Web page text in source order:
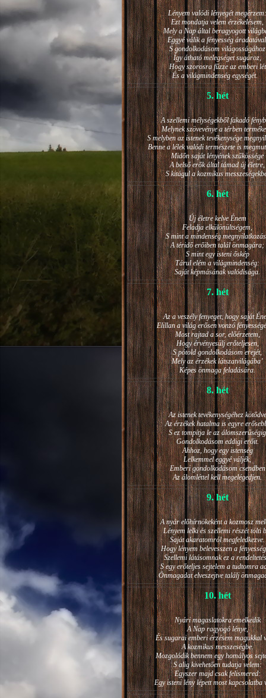
Lényem valódi lényegét megérzem:
Ezt mondatja velem érzékelésem,
Mely a Nap által beragyogott
Eggyé válik a fényesség
S gondolkodásom világosságához
Így átható melegséget sugároz,
Hogy szorosra fűzze az emberi lét
És a világmindenség egységét.
5. hét
A szellemi mélységekből fakadó
Melynek szövevénye a térben
S melyben az istenek tevékenysége
Benne a lélek valódi természete is
Midőn saját lényének szűkössége
A belső erők által támad új életre,
S kitágul a kozmikus
6. hét
Új életre kelve Énem
Feladja elkülönültségem,
S mint a mindenség
A téridő erőiben talál önmagára;
S mint egy isteni őskép
Tárul elém a világmindenség:
Saját képmásának valódisága.
7. hét
Az a veszély fenyeget, hogy saját
Elillan a világ erősen vonzó
Most rajtad a sor, előérzetem,
Hogy érvényesülj erőteljesen,
S pótold gondolkodásom erejét,
Mely az érzékek látszatvilágába’
Képes önmaga feladására.
8. hét
Az istenek tevékenységéhez kötődve
Az érzékek hatalma is egyre
S ez tompítja le az álomszerűségig
Gondolkodásom eddigi erőit.
Ahhoz, hogy egy istenség
Lelkemmel eggyé váljék,
Emberi gondolkodásom csendben
Az álomléttel kell megelégedjen.
9. hét
A nyár előhírnökeként a kozmosz
Lényem lelki és szellemi részét tölti
Saját akaratomról megfeledkezve.
Hogy lényem belevesszen a
Szellemi látásomnak ez a
S egy erőteljes sejtelem a tudtomra
Önmagadat elveszejtve találj
10. hét
Nyári magaslatokra emelkedik
A Nap ragyogó lénye,
És sugarai emberi érzésem magukkal
A kozmikus messzeségbe.
Mozgolódik bennem egy homályos
S alig kivehetően tudatja velem:
Egyszer majd csak felismered:
Egy isteni lény lépett most kapcsolatba